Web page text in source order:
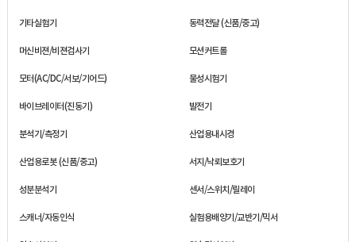
기타실험기 동력전달 (신품/중고)
머신비젼/비젼검사기 모션커트롤
모터(AC/DC/서보/기어드) 물성시험기
바이브레이터(진동기) 발전기
분석기/측정기 산업용내시경
산업용로봇 (신품/중고) 서지/낙뢰보호기
성분분석기 센서/스위치/릴레이
스캐너/자동인식 실험용배양기/교반기/믹서